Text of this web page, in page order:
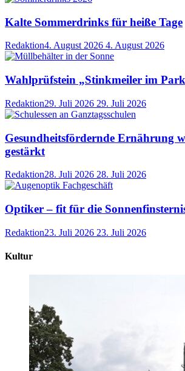
Kalte Sommerdrinks für heiße Tage
Redaktion4. August 2026 4. August 2026
Wahlprüfstein „Stinkmeiler im
Redaktion29. Juli 2026 29. Juli 2026
Gesundheitsfördernde Ernährung
gestärkt
Redaktion28. Juli 2026 28. Juli 2026
Optiker – fit für die
Redaktion23. Juli 2026 23. Juli 2026
Kultur